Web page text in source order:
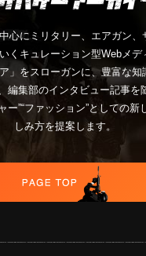
心にミリタリー、エアガン、
くキュレーション型Webメデ
」をスローガンに、豊富な知
編集部のインタビュー記事を
ー”“ファッション”としての新
しみ方を提案します。